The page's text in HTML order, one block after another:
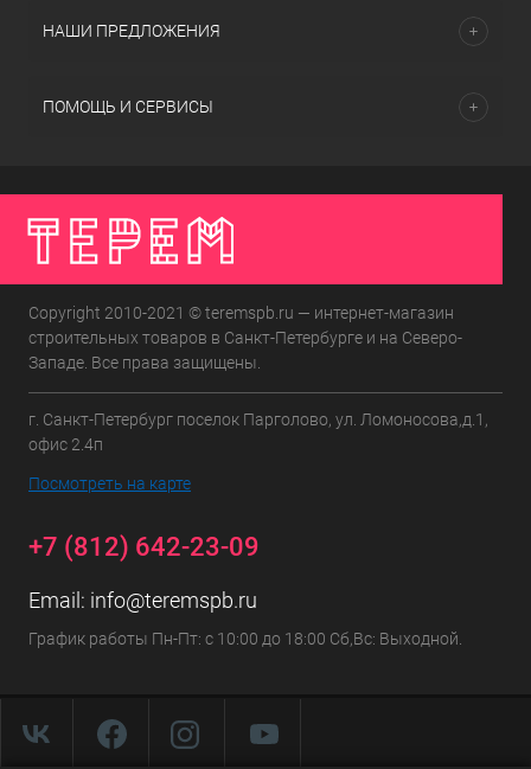
НАШИ ПРЕДЛОЖЕНИЯ
ПОМОЩЬ И СЕРВИСЫ
Copyright 2010-2021 © teremspb.ru — интернет-магазин
строительных товаров в Санкт-Петербурге и на Северо-
Западе. Все права защищены.
г. Санкт-Петербург поселок Парголово, ул. Ломоносова,д.1,
офис 2.4п
Посмотреть на карте
+7 (812) 642-23-09
Email: info@teremspb.ru
График работы Пн-Пт: с 10:00 до 18:00 Сб,Вс: Выходной.